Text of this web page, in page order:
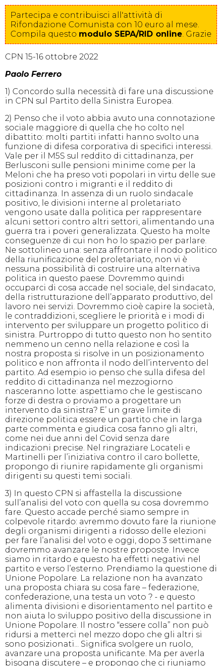
Partecipa e contribuisci all'attività di
Rifondazione Comunista con 10 euro al mese.
Compila questo modulo SEPA/RID online. Grazie
CPN 15-16 ottobre 2022
Paolo Ferrero
1) Concordo sulla necessità di fare una discussione
in CPN sul Partito della Sinistra Europea.
2) Penso che il voto abbia avuto una connotazione
sociale maggiore di quella che ho colto nel
dibattito: molti partiti infatti hanno svolto una
funzione di difesa corporativa di specifici interessi.
Vale per il M5S sul reddito di cittadinanza, per
Berlusconi sulle pensioni minime come per la
Meloni che ha preso voti popolari in virtu delle sue
posizioni contro i migranti e il reddito di
cittadinanza. In assenza di un ruolo sindacale
positivo, le divisioni interne al proletariato
vengono usate dalla politica per rappresentare
alcuni settori contro altri settori, alimentando una
guerra tra i poveri generalizzata. Questo ha molte
conseguenze di cui non ho lo spazio per parlare.
Ne sottolineo una: senza affrontare il nodo politico
della riunificazione del proletariato, non vi è
nessuna possibilità di costruire una alternativa
politica in questo paese. Dovremmo quindi
occuparci di cosa accade nel sociale, del sindacato,
della ristrutturazione dell’apparato produttivo, del
lavoro nei servizi. Dovremmo cioè capire la società,
le contraddizioni, scegliere le priorità e i modi di
intervento per sviluppare un progetto politico di
sinistra. Purtroppo di tutto questo non ho sentito
nemmeno un cenno nella relazione e così la
nostra proposta si risolve in un posizionamento
politico e non affronta il nodo dell’intervento del
partito. Ad esempio io penso che sulla difesa del
reddito di cittadinanza nel mezzogiorno
nasceranno lotte: aspettiamo che le gestiscano
forze di destra o proviamo a progettare un
intervento da sinistra? E’ un grave limite di
direzione politica essere un partito che in larga
parte commenta e giudica cosa fanno gli altri,
come nei due anni del Covid senza dare
indicazioni precise. Nel ringraziare Locateli e
Martinelli per l’iniziativa contro il caro bollette,
propongo di riunire rapidamente gli organismi
dirigenti su questi temi sociali.
3) In questo CPN si affastella la discussione
sull’analisi del voto con quella su cosa dovremmo
fare. Questo accade perché siamo sempre in
colpevole ritardo: avremmo dovuto fare la riunione
degli organismi dirigenti a ridosso delle elezioni
per fare l’analisi del voto e oggi, dopo 3 settimane
dovremmo avanzare le nostre proposte. Invece
siamo in ritardo e questo ha effetti negativi nel
partito e verso l’esterno. Prendiamo la questione di
Unione Popolare. La relazione non ha avanzato
una proposta chiara su cosa fare – federazione,
confederazione, una testa un voto ? - e questo
alimenta divisioni e disorientamento nel partito e
non aiuta lo sviluppo positivo della discussione in
Unione Popolare. Il nostro “essere colla” non può
ridursi a metterci nel mezzo dopo che gli altri si
sono posizionati... Significa svolgere un ruolo,
avanzare una proposta unificante. Ma per averla
bisogna discutere – e propongo che ci riuniamo